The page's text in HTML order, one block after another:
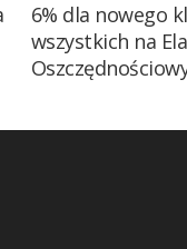
6% dla nowego
wszystkich na